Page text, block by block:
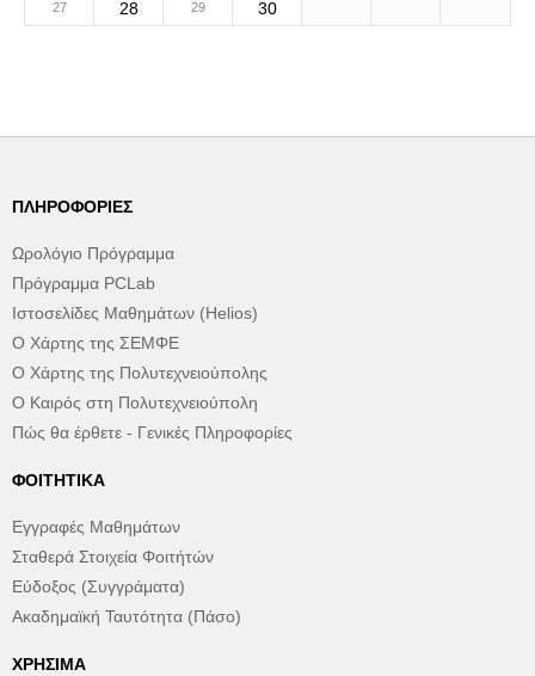
27 28 29 30
ΠΛΗΡΟΦΟΡΊΕΣ
Ωρολόγιο Πρόγραμμα
Πρόγραμμα PCLab
Ιστοσελίδες Μαθημάτων (Helios)
Ο Χάρτης της ΣΕΜΦΕ
Ο Χάρτης της Πολυτεχνειούπολης
Ο Καιρός στη Πολυτεχνειούπολη
Πώς θα έρθετε - Γενικές Πληροφορίες
ΦΟΙΤΗΤΙΚΆ
Εγγραφές Μαθημάτων
Σταθερά Στοιχεία Φοιτήτών
Εύδοξος (Συγγράματα)
Ακαδημαϊκή Ταυτότητα (Πάσο)
ΧΡΉΣΙΜΑ